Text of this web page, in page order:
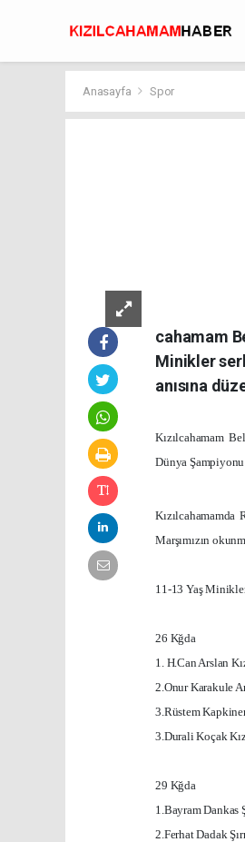
Anasayfa Spor
cahamam
Minikler
anısına
Kızılcahamam
Dünya Şampiyonu
Marşımızın
11-13 Yaş Minikler
26 Kğda
1. H.Can Arslan
2.Onur Karakule
3.Rüstem
3.Durali Koçak
29 Kğda
1.Bayram Dankas
2.Ferhat Dadak